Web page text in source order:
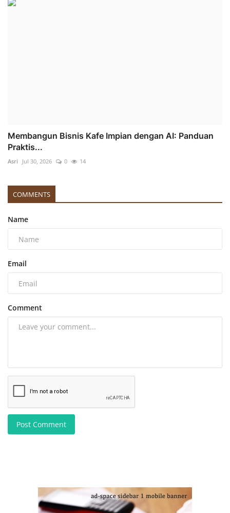
Membangun Bisnis Kafe Impian dengan AI: Panduan
Praktis...
Asri Jul 30, 2026 0 14
COMMENTS
Name
Email
Comment
Post Comment